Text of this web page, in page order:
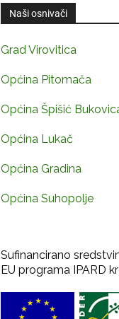
Naši osnivači
Grad Virovitica
Općina Pitomača
Općina Špišić
Općina Lukač
Općina Gradina
Općina Suhopolje
Sufinancirano
EU programa IPARD